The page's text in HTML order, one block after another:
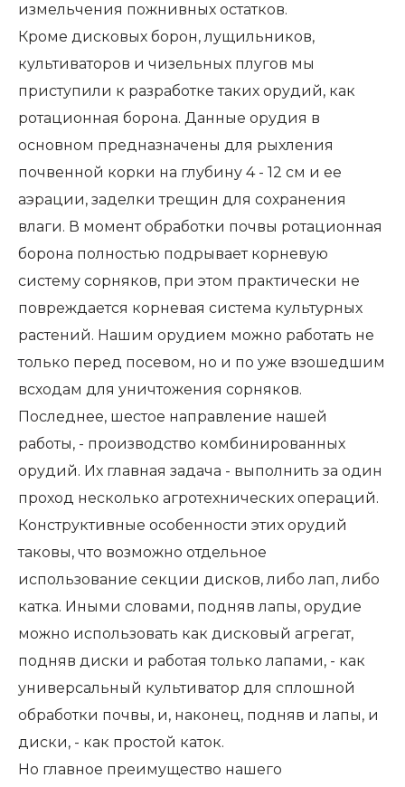
измельчения пожнивных остатков.
Кроме дисковых борон, лущильников,
культиваторов и чизельных плугов мы
приступили к разработке таких орудий, как
ротационная борона. Данные орудия в
основном предназначены для рыхления
почвенной корки на глубину 4 - 12 см и ее
аэрации, заделки трещин для сохранения
влаги. В момент обработки почвы ротационная
борона полностью подрывает корневую
систему сорняков, при этом практически не
повреждается корневая система культурных
растений. Нашим орудием можно работать не
только перед посевом, но и по уже взошедшим
всходам для уничтожения сорняков.
Последнее, шестое направление нашей
работы, - производство комбинированных
орудий. Их главная задача - выполнить за один
проход несколько агротехнических операций.
Конструктивные особенности этих орудий
таковы, что возможно отдельное
использование секции дисков, либо лап, либо
катка. Иными словами, подняв лапы, орудие
можно использовать как дисковый агрегат,
подняв диски и работая только лапами, - как
универсальный культиватор для сплошной
обработки почвы, и, наконец, подняв и лапы, и
диски, - как простой каток.
Но главное преимущество нашего